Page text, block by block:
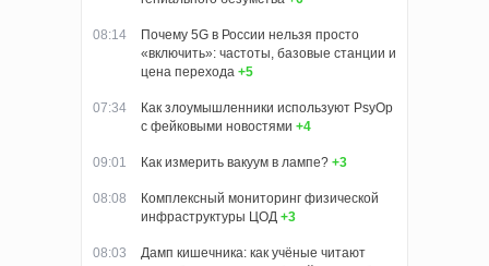
08:14
Почему 5G в России нельзя просто
«включить»: частоты, базовые станции и
цена перехода +5
07:34
Как злоумышленники используют PsyOp
с фейковыми новостями +4
09:01 Как измерить вакуум в лампе? +3
08:08
Комплексный мониторинг физической
инфраструктуры ЦОД +3
08:03
Дамп кишечника: как учёные читают